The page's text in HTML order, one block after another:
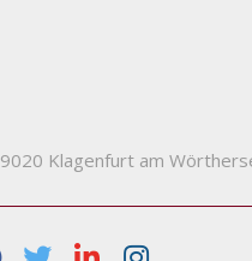
9020 Klagenfurt am